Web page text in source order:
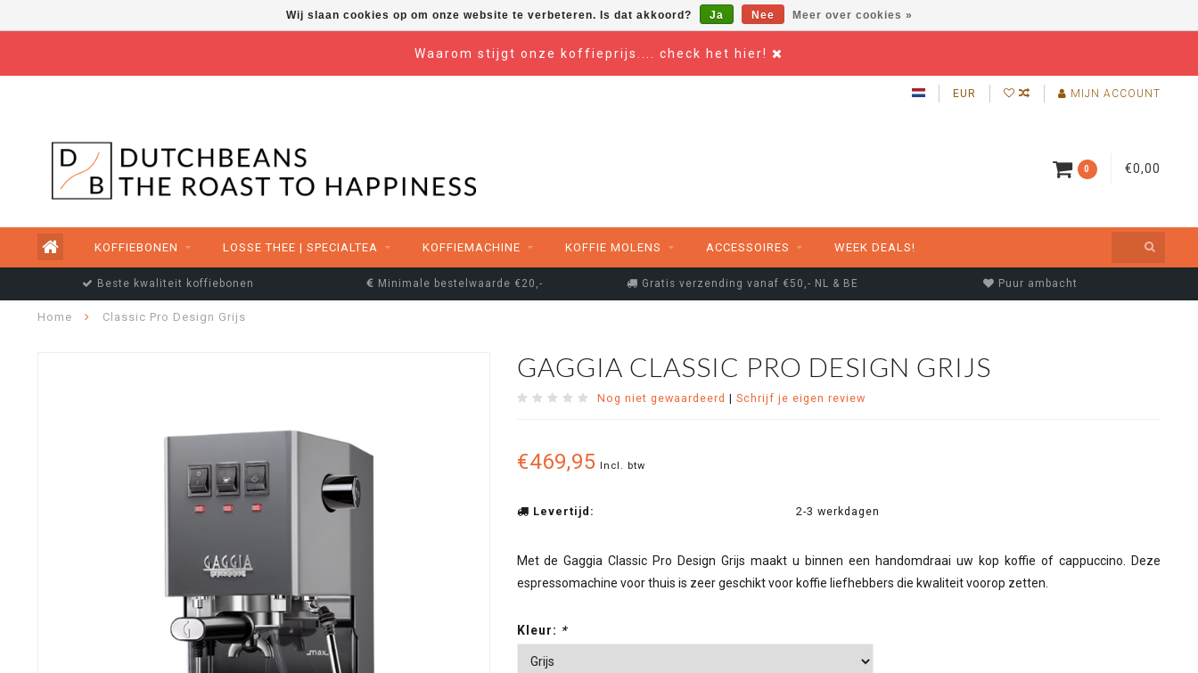
Waarom stijgt onze koffieprijs.... check het hier!
EUR MIJN ACCOUNT
0 €0,00
KOFFIEBONEN LOSSE THEE | SPECIALTEA KOFFIEMACHINE KOFFIE MOLENS ACCESSOIRES WEEK DEALS!
Beste kwaliteit koffiebonen Minimale bestelwaarde €20,- Gratis verzending vanaf €50,- NL & BE Puur ambacht
Home Classic Pro Design Grijs
GAGGIA CLASSIC PRO DESIGN GRIJS
Nog niet gewaardeerd | Schrijf je eigen review
€469,95 Incl. btw
Levertijd: 2-3 werkdagen
Met de Gaggia Classic Pro Design Grijs maakt u binnen een handomdraai uw kop koffie of cappuccino. Deze
espressomachine voor thuis is zeer geschikt voor koffie liefhebbers die kwaliteit voorop zetten.
Kleur: *
Wij slaan cookies op om onze website te verbeteren. Is dat akkoord? Ja Nee Meer over cookies »